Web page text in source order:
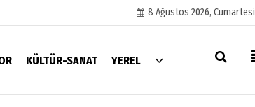
8 Ağustos 2026, Cumartesi
KÜLTÜR-SANAT YEREL